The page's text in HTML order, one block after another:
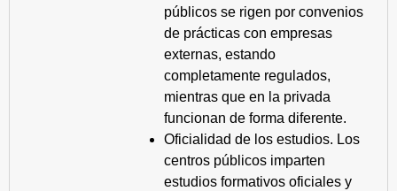
públicos se rigen por convenios
de prácticas con empresas
externas, estando
completamente regulados,
mientras que en la privada
funcionan de forma diferente.
Oficialidad de los estudios. Los
centros públicos imparten
estudios formativos oficiales y